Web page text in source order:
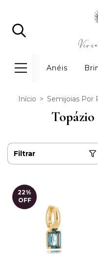
Anéis
Início > Semijoias Por
Filtrar
22%
OFF